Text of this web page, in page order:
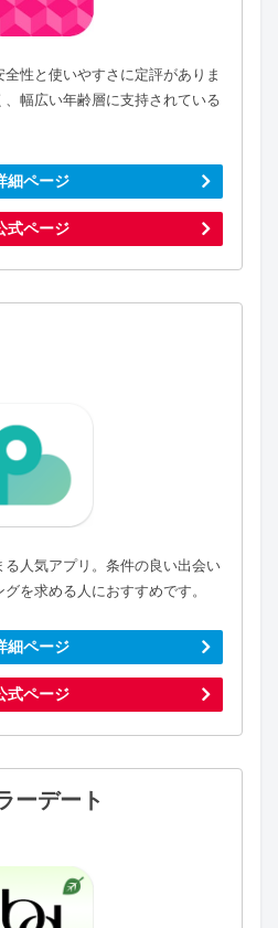
性と使いやすさに定評がありま
幅広い年齢層に支持されている
細ページ
式ページ
人気アプリ。条件の良い出会い
を求める人におすすめです。
細ページ
式ページ
ーデート